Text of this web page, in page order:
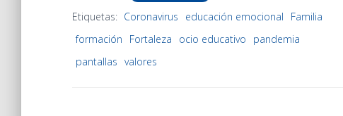
Etiquetas: Coronavirus educación emocional
Familia
formación
Fortaleza ocio educativo
pandemia
pantallas valores